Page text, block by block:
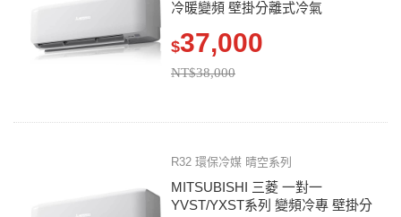
冷暖變頻 壁掛分離式冷氣
$37,000
NT$38,000
R32 環保冷媒 晴空系列
MITSUBISHI 三菱 一對一
YVST/YXST系列 變頻冷專 壁掛分